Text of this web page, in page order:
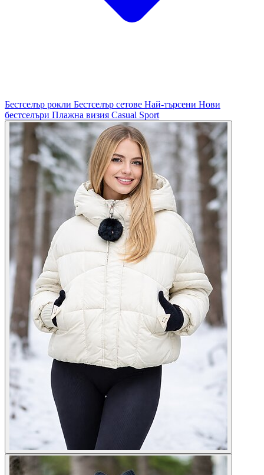
Бестселър рокли Бестселър сетове Най-търсени Нови
бестселъри Плажна визия Casual Sport